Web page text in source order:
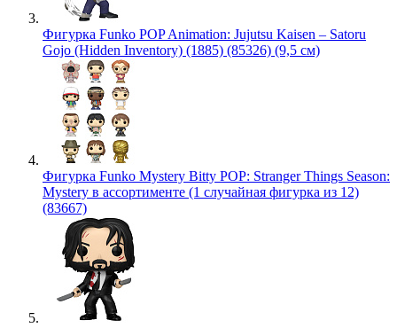
Фигурка Funko POP Animation: Jujutsu Kaisen – Satoru
Gojo (Hidden Inventory) (1885) (85326) (9,5 см)
Фигурка Funko Mystery Bitty POP: Stranger Things Season:
Mystery в ассортименте (1 случайная фигурка из 12)
(83667)